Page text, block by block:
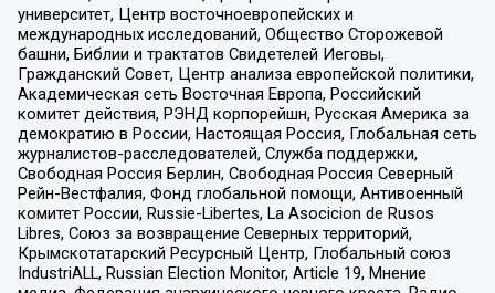
университет, Центр восточноевропейских и
международных исследований, Общество Сторожевой
башни, Библии и трактатов Свидетелей Иеговы,
Гражданский Совет, Центр анализа европейской политики,
Академическая сеть Восточная Европа, Российский
комитет действия, РЭНД корпорейшн, Русская Америка за
демократию в России, Настоящая Россия, Глобальная сеть
журналистов-расследователей, Служба поддержки,
Свободная Россия Берлин, Свободная Россия Северный
Рейн-Вестфалия, Фонд глобальной помощи, Антивоенный
комитет России, Russie-Libertes, La Asocicion de Rusos
Libres, Союз за возвращение Северных территорий,
Крымскотатарский Ресурсный Центр, Глобальный союз
IndustriALL, Russian Election Monitor, Article 19, Мнение